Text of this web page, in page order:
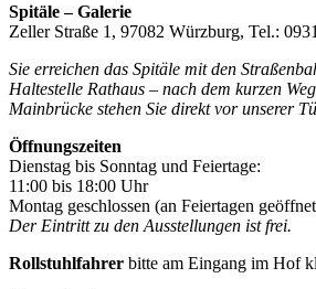
Spitäle – Galerie
Zeller Straße 1, 97082 Würzburg, Tel.:
Sie erreichen das Spitäle mit den
Haltestelle Rathaus – nach dem kurzen
Mainbrücke stehen Sie direkt vor unserer
Öffnungszeiten
Dienstag bis Sonntag und Feiertage:
11:00 bis 18:00 Uhr
Montag geschlossen (an Feiertagen
Der Eintritt zu den Ausstellungen ist frei.
Rollstuhlfahrer bitte am Eingang im Hof